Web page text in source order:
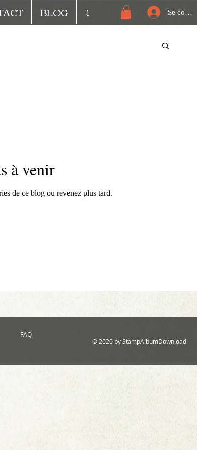
BLOG ⤵️ Se
à venir
de ce blog ou revenez plus tard.
FAQ
© 2020 by StampAlbumDownload